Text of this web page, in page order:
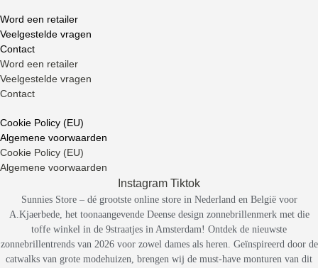
Word een retailer
Veelgestelde vragen
Contact
Word een retailer
Veelgestelde vragen
Contact
Cookie Policy (EU)
Algemene voorwaarden
Cookie Policy (EU)
Algemene voorwaarden
Instagram Tiktok
Sunnies Store – dé grootste online store in Nederland en België voor
A.Kjaerbede, het toonaangevende Deense design zonnebrillenmerk met die
toffe winkel in de 9straatjes in Amsterdam! Ontdek de nieuwste
zonnebrillentrends van 2026 voor zowel dames als heren. Geïnspireerd door de
catwalks van grote modehuizen, brengen wij de must-have monturen van dit